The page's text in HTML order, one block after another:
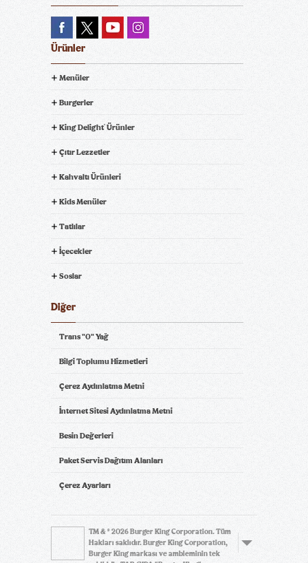
Ürünler
Menüler
Burgerler
King Delight® Ürünler
Çıtır Lezzetler
Kahvaltı Ürünleri
Kids Menüler
Tatlılar
İçecekler
Soslar
Diğer
Trans "0" Yağ
Bilgi Toplumu Hizmetleri
Çerez Aydınlatma Metni
İnternet Sitesi Aydınlatma Metni
Besin Değerleri
Paket Servis Dağıtım Alanları
Çerez Ayarları
TM & © 2026 Burger King Corporation. Tüm
Hakları saklıdır. Burger King Corporation,
Burger King markası ve ambleminin tek